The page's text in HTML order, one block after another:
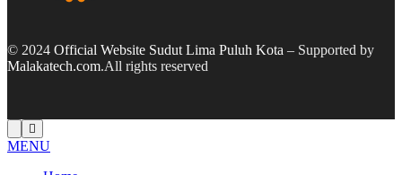
© 2024 Official Website Sudut Lima Puluh Kota – Supported by
Malakatech.com.All rights reserved
MENU